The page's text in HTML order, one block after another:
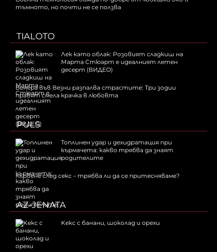
тъмното, но почти не се ползва
TIALOTO
Лек като облак: Розовият сладкиш на
Марта Стюарт е идеалният летен
десерт (ВИДЕО)
Венера във Везни разпалва страстите: Три зодии
правят смела крачка в любовта
PULS
Топлинен удар и дехидратация при
кърмачета: какво трябва да знаят
родителите
Кървене след секс – трябва ли да се притесняваме?
AZ-JENATA
Kекс с банани, шоколад и орехи